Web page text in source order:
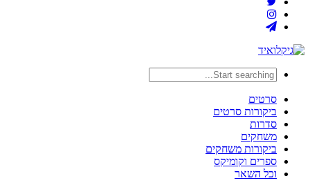
סרטים
ביקורות סרטים
סדרות
משחקים
ביקורות משחקים
ספרים וקומיקס
וכל השאר